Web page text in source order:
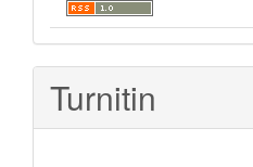
Turnitin